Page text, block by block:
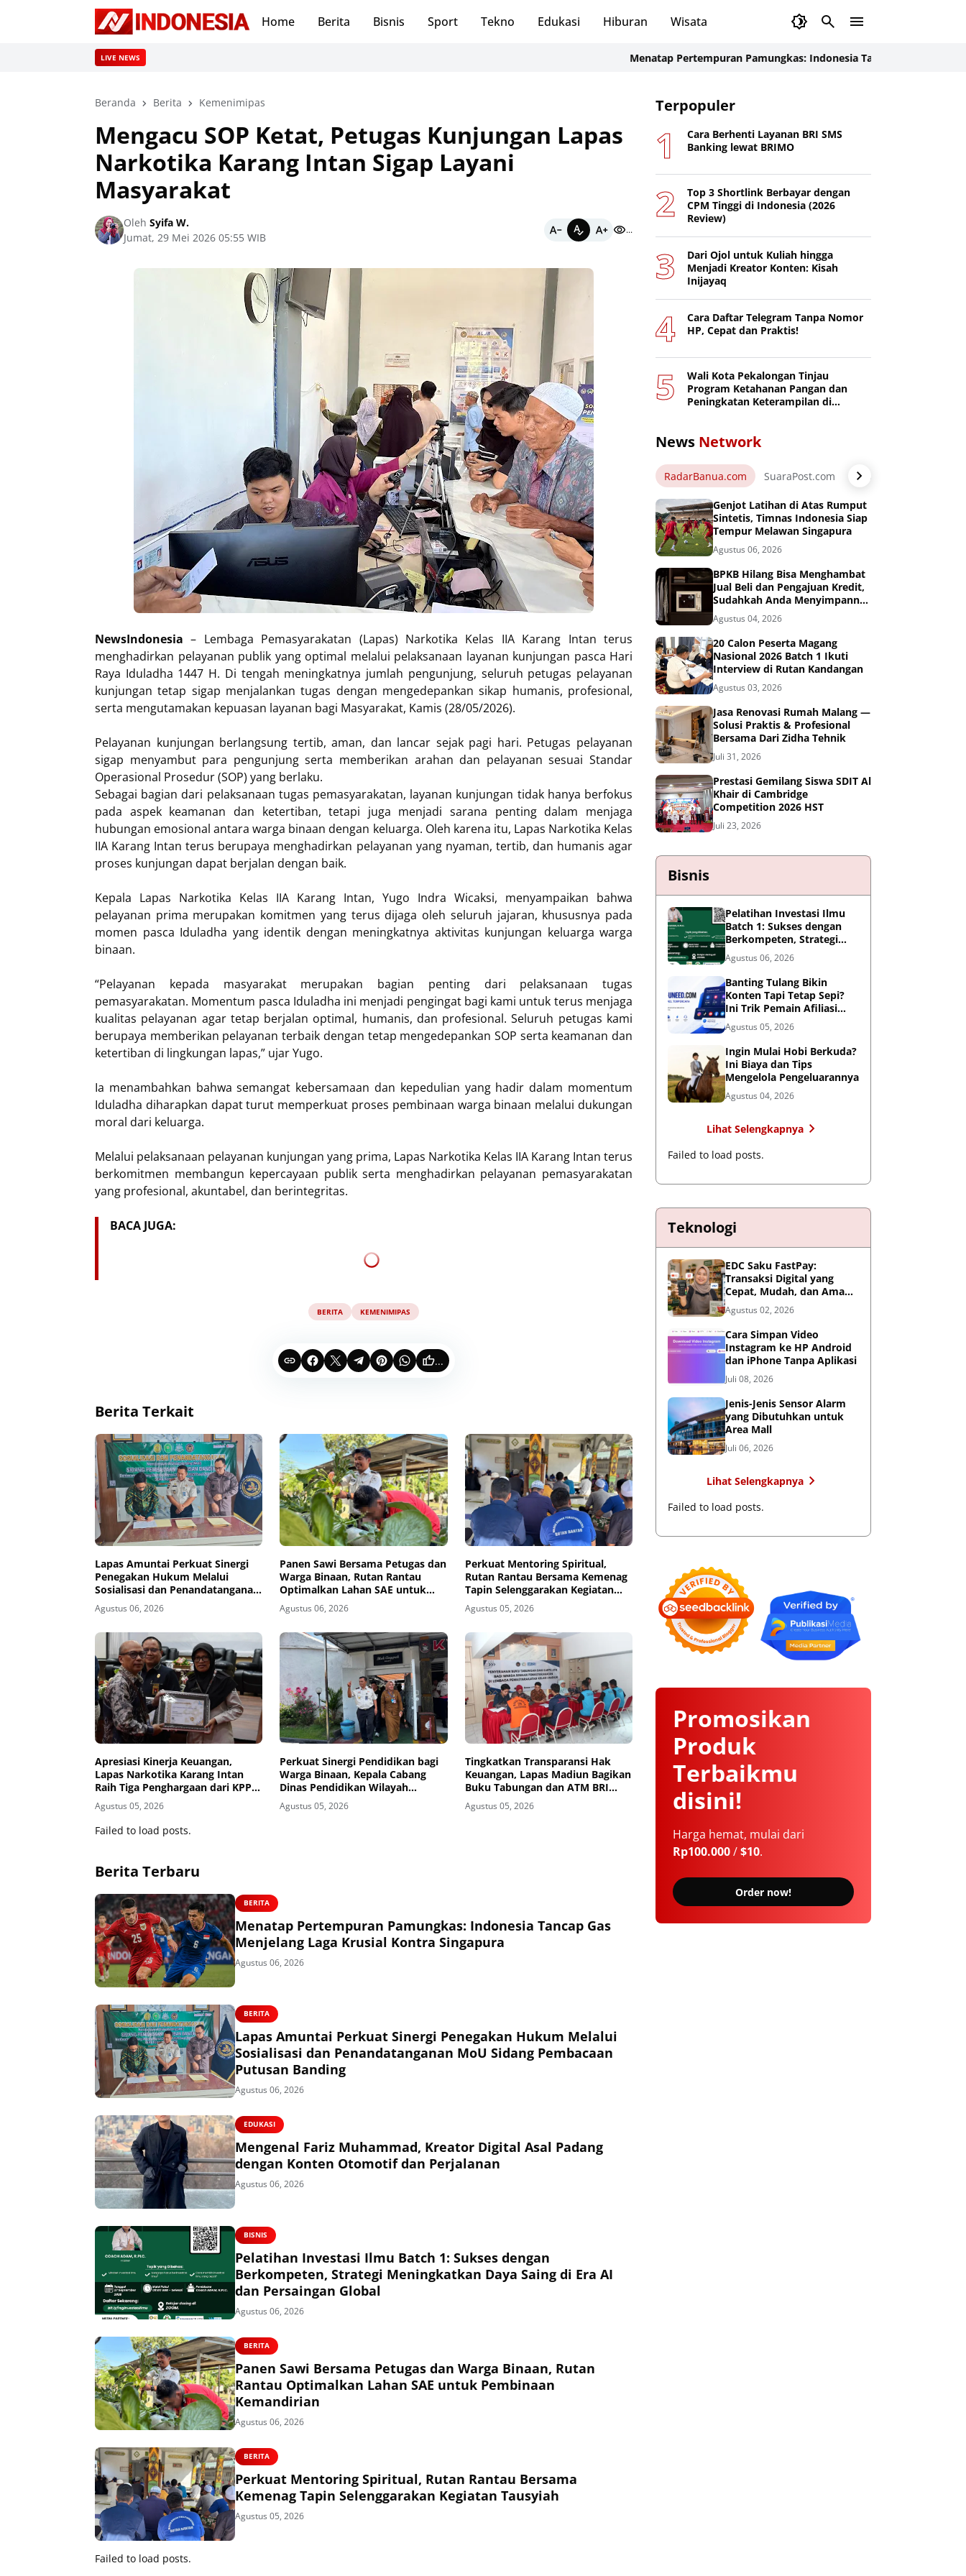
Home Berita Bisnis Sport Tekno Edukasi Hiburan Wisata
LIVE NEWS Menatap Pertempuran Pamungkas: Indonesia Tancap Gas Menjelang Laga
Beranda Berita Kemenimipas
Mengacu SOP Ketat, Petugas Kunjungan Lapas
Narkotika Karang Intan Sigap Layani
Masyarakat
Oleh Syifa W.
Jumat, 29 Mei 2026 05:55 WIB
...
NewsIndonesia– Lembaga Pemasyarakatan (Lapas) Narkotika Kelas IIA Karang Intan terus
menghadirkan pelayanan publik yang optimal melalui pelaksanaan layanan kunjungan pasca Hari
Raya Iduladha 1447 H. Di tengah meningkatnya jumlah pengunjung, seluruh petugas pelayanan
kunjungan tetap sigap menjalankan tugas dengan mengedepankan sikap humanis, profesional,
serta mengutamakan kepuasan layanan bagi Masyarakat, Kamis (28/05/2026).
Pelayanan kunjungan berlangsung tertib, aman, dan lancar sejak pagi hari. Petugas pelayanan
sigap menyambut para pengunjung serta memberikan arahan dan pelayanan sesuai Standar
Operasional Prosedur (SOP) yang berlaku.
Sebagai bagian dari pelaksanaan tugas pemasyarakatan, layanan kunjungan tidak hanya berfokus
pada aspek keamanan dan ketertiban, tetapi juga menjadi sarana penting dalam menjaga
hubungan emosional antara warga binaan dengan keluarga. Oleh karena itu, Lapas Narkotika Kelas
IIA Karang Intan terus berupaya menghadirkan pelayanan yang nyaman, tertib, dan humanis agar
proses kunjungan dapat berjalan dengan baik.
Kepala Lapas Narkotika Kelas IIA Karang Intan, Yugo Indra Wicaksi, menyampaikan bahwa
pelayanan prima merupakan komitmen yang terus dijaga oleh seluruh jajaran, khususnya pada
momen pasca Iduladha yang identik dengan meningkatnya aktivitas kunjungan keluarga warga
binaan.
“Pelayanan kepada masyarakat merupakan bagian penting dari pelaksanaan tugas
pemasyarakatan. Momentum pasca Iduladha ini menjadi pengingat bagi kami untuk terus menjaga
kualitas pelayanan agar tetap berjalan optimal, humanis, dan profesional. Seluruh petugas kami
berupaya memberikan pelayanan terbaik dengan tetap mengedepankan SOP serta keamanan dan
ketertiban di lingkungan lapas,” ujar Yugo.
Ia menambahkan bahwa semangat kebersamaan dan kepedulian yang hadir dalam momentum
Iduladha diharapkan dapat turut memperkuat proses pembinaan warga binaan melalui dukungan
moral dari keluarga.
Melalui pelaksanaan pelayanan kunjungan yang prima, Lapas Narkotika Kelas IIA Karang Intan terus
berkomitmen membangun kepercayaan publik serta menghadirkan pelayanan pemasyarakatan
yang profesional, akuntabel, dan berintegritas.
BACA JUGA:
BERITA KEMENIMIPAS
...
Berita Terkait
Lapas Amuntai Perkuat Sinergi
Penegakan Hukum Melalui
Sosialisasi dan Penandatanganan
MoU Sidang Pembacaan Putusan
Banding
Agustus 06, 2026
Panen Sawi Bersama Petugas dan
Warga Binaan, Rutan Rantau
Optimalkan Lahan SAE untuk
Pembinaan Kemandirian
Agustus 06, 2026
Perkuat Mentoring Spiritual,
Rutan Rantau Bersama Kemenag
Tapin Selenggarakan Kegiatan
Tausyiah
Agustus 05, 2026
Apresiasi Kinerja Keuangan,
Lapas Narkotika Karang Intan
Raih Tiga Penghargaan dari KPPN
Banjarmasin
Agustus 05, 2026
Perkuat Sinergi Pendidikan bagi
Warga Binaan, Kepala Cabang
Dinas Pendidikan Wilayah
Madiun Kunjungi Lapas Madiun
Agustus 05, 2026
Tingkatkan Transparansi Hak
Keuangan, Lapas Madiun Bagikan
Buku Tabungan dan ATM BRI
kepada Warga Binaan
Agustus 05, 2026
Failed to load posts.
Berita Terbaru
BERITA
Menatap Pertempuran Pamungkas: Indonesia Tancap Gas
Menjelang Laga Krusial Kontra Singapura
Agustus 06, 2026
BERITA
Lapas Amuntai Perkuat Sinergi Penegakan Hukum Melalui
Sosialisasi dan Penandatanganan MoU Sidang Pembacaan
Putusan Banding
Agustus 06, 2026
EDUKASI
Mengenal Fariz Muhammad, Kreator Digital Asal Padang
dengan Konten Otomotif dan Perjalanan
Agustus 06, 2026
BISNIS
Pelatihan Investasi Ilmu Batch 1: Sukses dengan
Berkompeten, Strategi Meningkatkan Daya Saing di Era AI
dan Persaingan Global
Agustus 06, 2026
BERITA
Panen Sawi Bersama Petugas dan Warga Binaan, Rutan
Rantau Optimalkan Lahan SAE untuk Pembinaan
Kemandirian
Agustus 06, 2026
BERITA
Perkuat Mentoring Spiritual, Rutan Rantau Bersama
Kemenag Tapin Selenggarakan Kegiatan Tausyiah
Agustus 05, 2026
Failed to load posts.
Terpopuler
Cara Berhenti Layanan BRI SMS
Banking lewat BRIMO
Top 3 Shortlink Berbayar dengan
CPM Tinggi di Indonesia (2026
Review)
Dari Ojol untuk Kuliah hingga
Menjadi Kreator Konten: Kisah
Inijayaq
Cara Daftar Telegram Tanpa Nomor
HP, Cepat dan Praktis!
Wali Kota Pekalongan Tinjau
Program Ketahanan Pangan dan
Peningkatan Keterampilan di
News Network
RadarBanua.com SuaraPost.com NarasiNews.com
Genjot Latihan di Atas Rumput
Sintetis, Timnas Indonesia Siap
Tempur Melawan Singapura
Agustus 06, 2026
BPKB Hilang Bisa Menghambat
Jual Beli dan Pengajuan Kredit,
Sudahkah Anda Menyimpannya
di Brankas BPKB?
Agustus 04, 2026
20 Calon Peserta Magang
Nasional 2026 Batch 1 Ikuti
Interview di Rutan Kandangan
Agustus 03, 2026
Jasa Renovasi Rumah Malang —
Solusi Praktis & Profesional
Bersama Dari Zidha Tehnik
Juli 31, 2026
Prestasi Gemilang Siswa SDIT Al
Khair di Cambridge
Competition 2026 HST
Juli 23, 2026
Bisnis
Pelatihan Investasi Ilmu
Batch 1: Sukses dengan
Berkompeten, Strategi
Meningkatkan Daya Saing
di Era AI dan Persaingan
Global
Agustus 06, 2026
Banting Tulang Bikin
Konten Tapi Tetap Sepi?
Ini Trik Pemain Afiliasi
Tembus FYP
Agustus 05, 2026
Ingin Mulai Hobi Berkuda?
Ini Biaya dan Tips
Mengelola Pengeluarannya
Agustus 04, 2026
Lihat Selengkapnya
Failed to load posts.
Teknologi
EDC Saku FastPay:
Transaksi Digital yang
Cepat, Mudah, dan Aman
untuk Bisnis
Agustus 02, 2026
Cara Simpan Video
Instagram ke HP Android
dan iPhone Tanpa Aplikasi
Juli 08, 2026
Jenis-Jenis Sensor Alarm
yang Dibutuhkan untuk
Area Mall
Juli 06, 2026
Lihat Selengkapnya
Failed to load posts.
Promosikan
Produk
Terbaikmu
disini!
Harga hemat, mulai dari
Rp100.000/$10.
Order now!